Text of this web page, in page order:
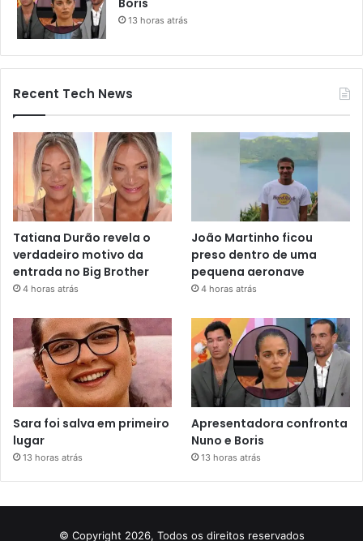
13 horas atrás
Recent Tech News
Tatiana Durão revela o
verdadeiro motivo da
entrada no Big Brother
4 horas atrás
João Martinho ficou
preso dentro de uma
pequena aeronave
4 horas atrás
Sara foi salva em primeiro
lugar
13 horas atrás
Apresentadora confronta
Nuno e Boris
13 horas atrás
© Copyright 2026, Todos os direitos reservados